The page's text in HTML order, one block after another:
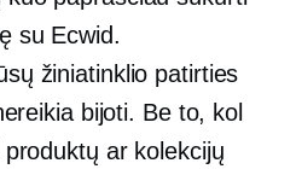
su Ecwid.
žiniatinklio patirties
bijoti. Be to, kol
ar kolekcijų